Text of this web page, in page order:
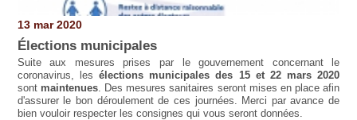
13 mar 2020
Élections municipales
Suite aux mesures prises par le gouvernement concernant le
coronavirus, lesélections municipales des 15 et 22 mars 2020
sont maintenues . Des mesures sanitaires seront mises en place afin
d'assurer le bon déroulement de ces journées. Merci par avance de
bien vouloir respecter les consignes qui vous seront données.